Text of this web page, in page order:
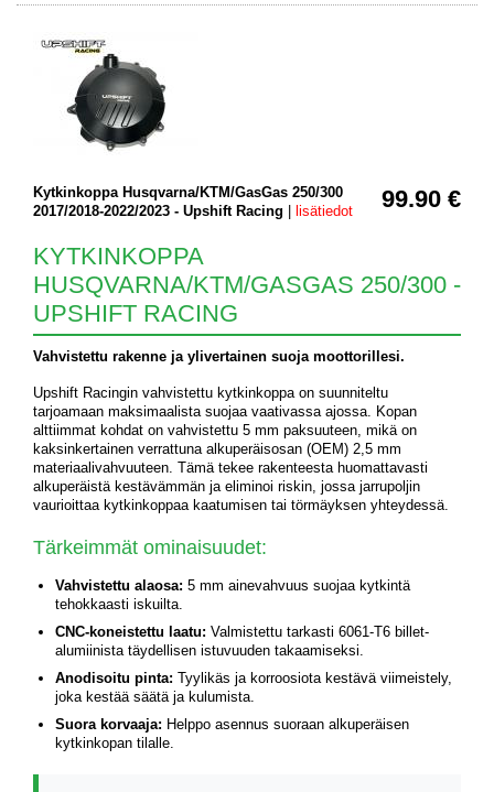
99.90 €
Kytkinkoppa Husqvarna/KTM/GasGas 250/300
2017/2018-2022/2023 - Upshift Racing | lisätiedot
KYTKINKOPPA
HUSQVARNA/KTM/GASGAS 250/300 -
UPSHIFT RACING
Vahvistettu rakenne ja ylivertainen suoja moottorillesi.
Upshift Racingin vahvistettu kytkinkoppa on suunniteltu
tarjoamaan maksimaalista suojaa vaativassa ajossa. Kopan
alttiimmat kohdat on vahvistettu 5 mm paksuuteen, mikä on
kaksinkertainen verrattuna alkuperäisosan (OEM) 2,5 mm
materiaalivahvuuteen. Tämä tekee rakenteesta huomattavasti
alkuperäistä kestävämmän ja eliminoi riskin, jossa jarrupoljin
vaurioittaa kytkinkoppaa kaatumisen tai törmäyksen yhteydessä.
Tärkeimmät ominaisuudet:
Vahvistettu alaosa: 5 mm ainevahvuus suojaa kytkintä
tehokkaasti iskuilta.
CNC-koneistettu laatu: Valmistettu tarkasti 6061-T6 billet-
alumiinista täydellisen istuvuuden takaamiseksi.
Anodisoitu pinta: Tyylikäs ja korroosiota kestävä viimeistely,
joka kestää säätä ja kulumista.
Suora korvaaja: Helppo asennus suoraan alkuperäisen
kytkinkopan tilalle.